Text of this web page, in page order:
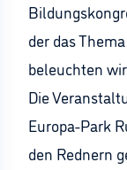
der das
beleuchten
Die
Europa-Park
den Rednern